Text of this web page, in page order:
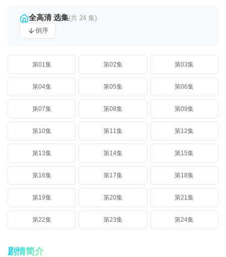
全高清 选集(共 24 集)
倒序
第01集 第02集 第03集
第04集 第05集 第06集
第07集 第08集 第09集
第10集 第11集 第12集
第13集 第14集 第15集
第16集 第17集 第18集
第19集 第20集 第21集
第22集 第23集 第24集
剧情简介